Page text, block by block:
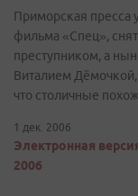
Приморская пресса
фильма «Спец»,
преступником, а
Виталием
что столичные
1 дек. 2006
Электронная
2006